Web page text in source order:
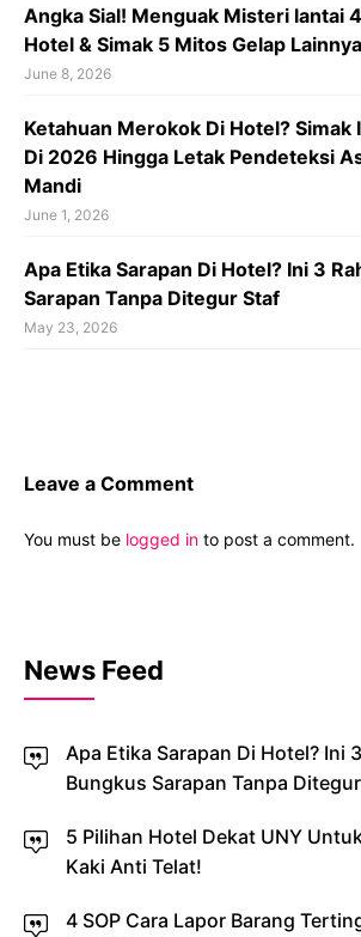
Angka Sial! Menguak Misteri lantai
Hotel & Simak 5 Mitos Gelap Lainnya
June 8, 2026
Ketahuan Merokok Di Hotel? Simak
Di 2026 Hingga Letak Pendeteksi
Mandi
June 1, 2026
Apa Etika Sarapan Di Hotel? Ini 3
Sarapan Tanpa Ditegur Staf
May 23, 2026
Leave a Comment
You must be logged in to post a comment.
News Feed
Apa Etika Sarapan Di Hotel? Ini
Bungkus Sarapan Tanpa
5 Pilihan Hotel Dekat UNY
Kaki Anti Telat!
4 SOP Cara Lapor Barang